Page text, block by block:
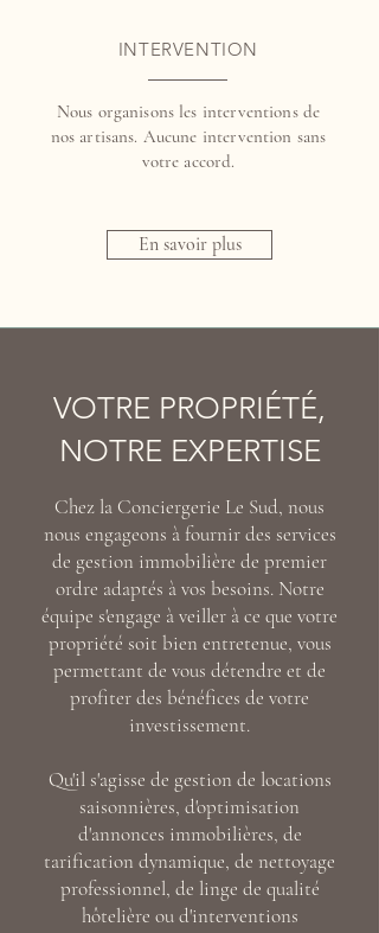
INTERVENTION
Nous organisons les interventions de
nos artisans. Aucune intervention sans
votre accord.
En savoir plus
VOTRE PROPRIÉTÉ,
NOTRE EXPERTISE
Chez la Conciergerie Le Sud, nous
nous engageons à fournir des services
de gestion immobilière de premier
ordre adaptés à vos besoins. Notre
équipe s'engage à veiller à ce que votre
propriété soit bien entretenue, vous
permettant de vous détendre et de
profiter des bénéfices de votre
investissement.
Qu'il s'agisse de gestion de locations
saisonnières, d'optimisation
d'annonces immobilières, de
tarification dynamique, de nettoyage
professionnel, de linge de qualité
hôtelière ou d'interventions